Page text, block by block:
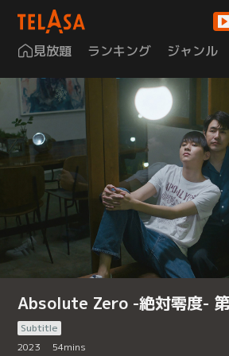
見放題 ランキング ジャンル
Absolute Zero -絶対零度-
Subtitle
2023
54mins